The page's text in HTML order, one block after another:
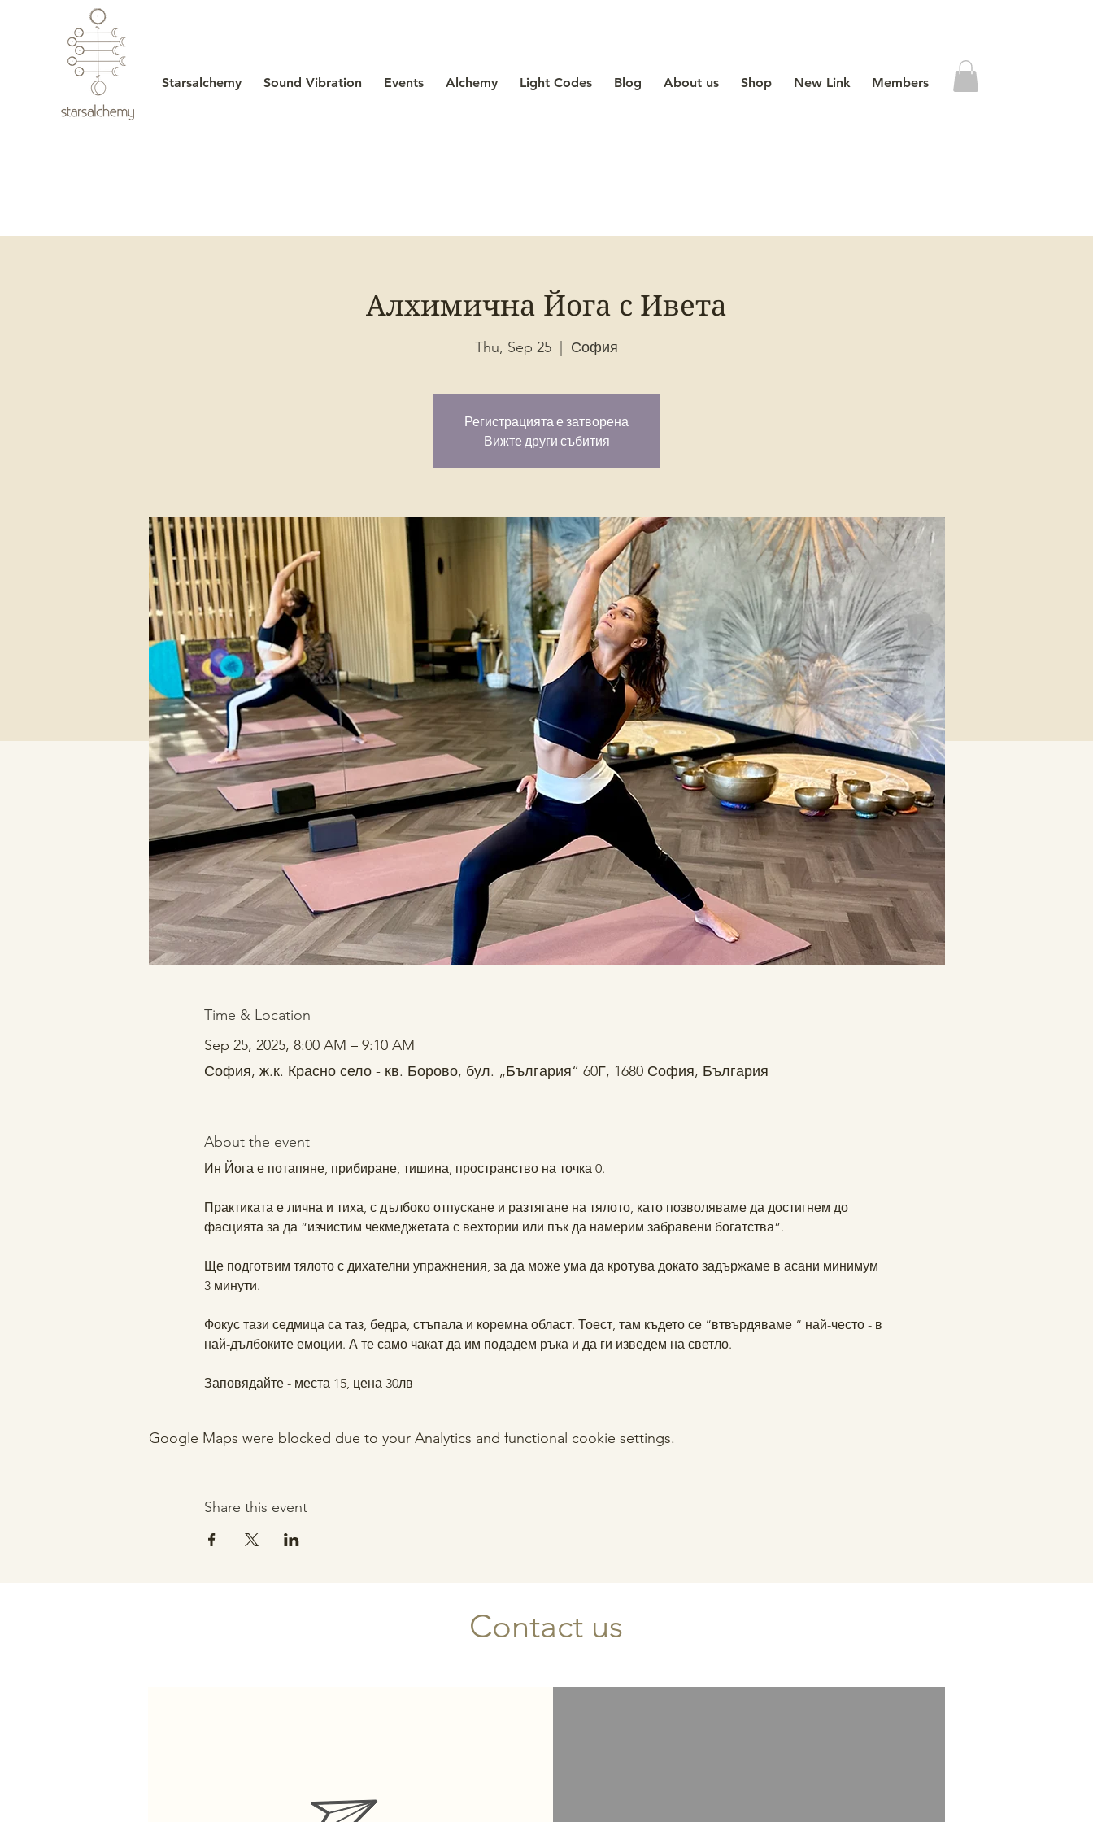
Starsalchemy Sound Vibration Events Alchemy Light Codes Blog About us Shop New Link Members
Алхимична Йога с Ивета
Thu, Sep 25 София
Регистрацията е затворена
Вижте други събития
Time & Location
Sep 25, 2025, 8:00 AM – 9:10 AM
София, ж.к. Красно село - кв. Борово, бул. „България“ 60Г, 1680 София, България
About the event
Ин Йога е потапяне, прибиране, тишина, пространство на точка 0.
Практиката е лична и тиха, с дълбоко отпускане и разтягане на тялото, като позволяваме да достигнем до
фасцията за да “изчистим чекмеджетата с вехтории или пък да намерим забравени богатства”.
Ще подготвим тялото с дихателни упражнения, за да може ума да кротува докато задържаме в асани минимум
3 минути.
Фокус тази седмица са таз, бедра, стъпала и коремна област. Тоест, там където се “втвърдяваме “ най-често - в
най-дълбоките емоции. А те само чакат да им подадем ръка и да ги изведем на светло.
Заповядайте - места 15, цена 30лв
Google Maps were blocked due to your Analytics and functional cookie settings.
Share this event
Contact us